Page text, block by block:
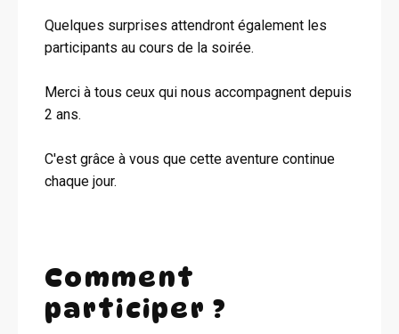
Quelques surprises attendront également les
participants au cours de la soirée.
Merci à tous ceux qui nous accompagnent depuis
2 ans.
C'est grâce à vous que cette aventure continue
chaque jour.
Comment
participer ?